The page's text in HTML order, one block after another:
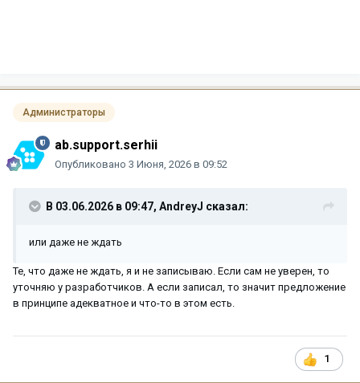
Администраторы
ab.support.serhii
Опубликовано 3 Июня, 2026 в 09:52
В 03.06.2026 в 09:47, AndreyJ сказал:
или даже не ждать
Те, что даже не ждать, я и не записываю. Если сам не уверен, то
уточняю у разработчиков. А если записал, то значит предложение
в принципе адекватное и что-то в этом есть.
1